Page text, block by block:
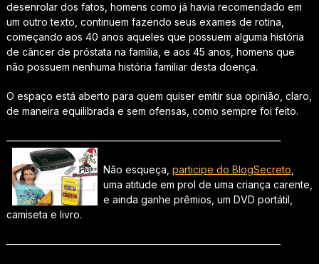
desenrolar dos fatos, homens como já havia recomendado em
um outro texto, continuem fazendo seus exames de rotina,
começando aos 40 anos aqueles que possuem alguma história
de câncer de próstata na família, e aos 45 anos, homens que
não possuem nenhuma história familiar desta doença.
O espaço está aberto para quem quiser emitir sua opinião, claro,
de maneira equilibrada e sem ofensas, como sempre foi feito.
———————————————————————————–
Não esqueça, participe do BlogSecreto
uma atitude em prol de uma criança carente,
e ainda ganhe prêmios, um DVD portátil,
camiseta e livro.
———————————————————————————–